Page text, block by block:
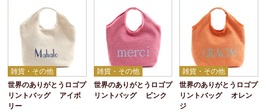
雑貨・その他
世界のありがとうロゴプ
リントバッグ アイボ
リー
雑貨・その他
世界のありがとうロゴプ
リントバッグ ピンク
雑貨・その他
世界のありがとうロゴプ
リントバッグ オレン
ジ